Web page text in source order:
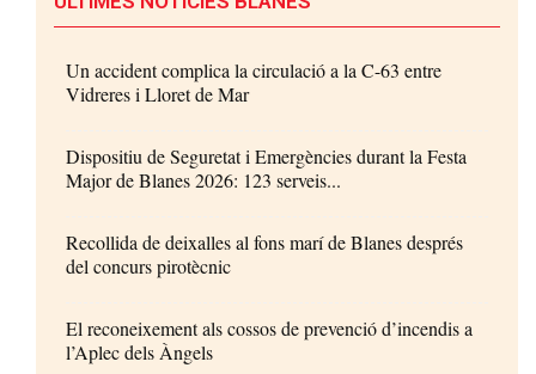
Un accident complica la circulació a la C-63 entre
Vidreres i Lloret de Mar
Dispositiu de Seguretat i Emergències durant la Festa
Major de Blanes 2026: 123 serveis...
Recollida de deixalles al fons marí de Blanes després
del concurs pirotècnic
El reconeixement als cossos de prevenció d’incendis a
l’Aplec dels Àngels